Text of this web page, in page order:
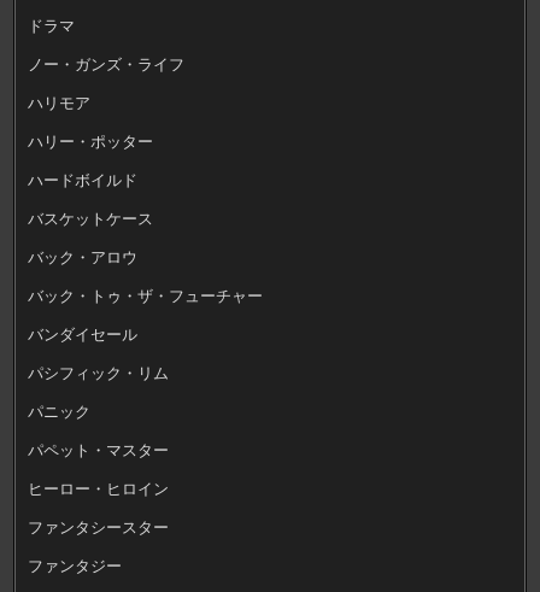
ドラマ
ノー・ガンズ・ライフ
ハリモア
ハリー・ポッター
ハードボイルド
バスケットケース
バック・アロウ
バック・トゥ・ザ・フューチャー
バンダイセール
パシフィック・リム
パニック
パペット・マスター
ヒーロー・ヒロイン
ファンタシースター
ファンタジー